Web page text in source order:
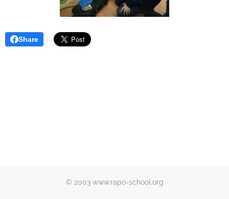
Share
© 2003 www.rapo-school.org